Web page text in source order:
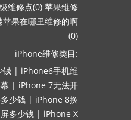
维修点(0) 苹果维修
苹果在哪里维修的啊
(0)
iPhone维修类目:
钱 | iPhone6手机维
| iPhone 7无法开
少钱 | iPhone 8换
多少钱 | iPhone X